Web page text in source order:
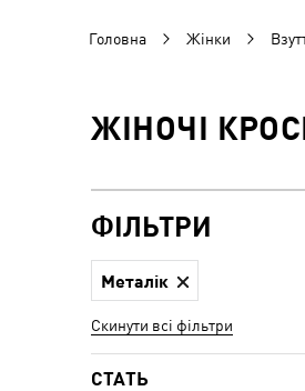
Головна Жінки
ЖІНОЧІ
ФІЛЬТРИ
Металік
Скинути всі фільтри
СТАТЬ